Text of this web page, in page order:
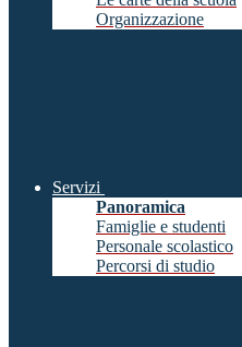
Organizzazione
Servizi
Panoramica
Famiglie e studenti
Personale scolastico
Percorsi di studio